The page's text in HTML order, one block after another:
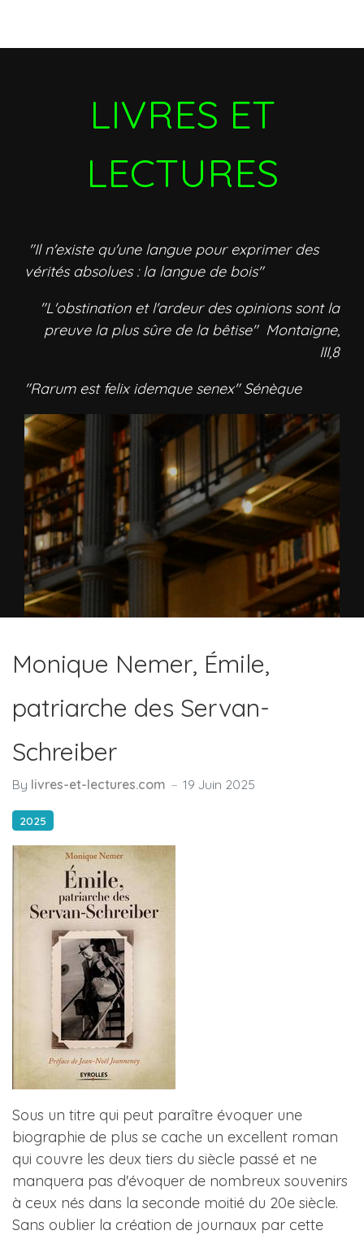
LIVRES ET
LECTURES
"Il n'existe qu'une langue pour exprimer des
vérités absolues : la langue de bois"
"L'obstination et l'ardeur des opinions sont la
preuve la plus sûre de la bêtise" Montaigne,
III,8
"Rarum est felix idemque senex" Sénèque
Monique Nemer, Émile,
patriarche des Servan-
Schreiber
By livres-et-lectures.com 19 Juin 2025
2025
Sous un titre qui peut paraître évoquer une
biographie de plus se cache un excellent roman
qui couvre les deux tiers du siècle passé et ne
manquera pas d'évoquer de nombreux souvenirs
à ceux nés dans la seconde moitié du 20e siècle.
Sans oublier la création de journaux par cette